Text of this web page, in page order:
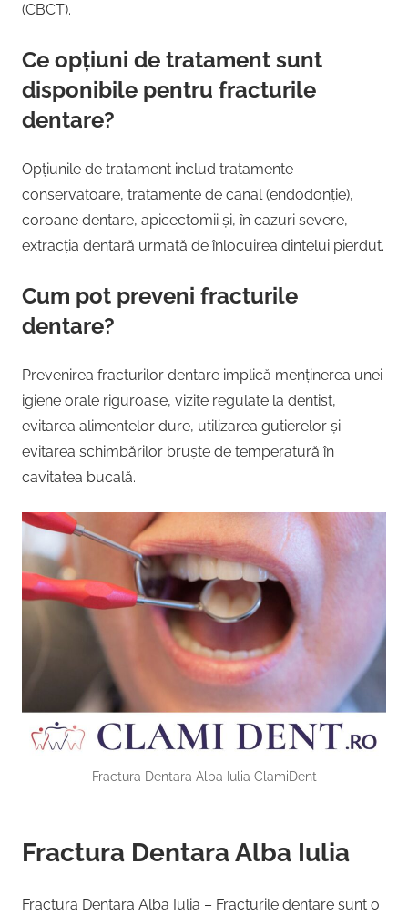
(CBCT).
Ce opțiuni de tratament sunt
disponibile pentru fracturile
dentare?
Opțiunile de tratament includ tratamente
conservatoare, tratamente de canal (endodonție),
coroane dentare, apicectomii și, în cazuri severe,
extracția dentară urmată de înlocuirea dintelui pierdut.
Cum pot preveni fracturile
dentare?
Prevenirea fracturilor dentare implică menținerea unei
igiene orale riguroase, vizite regulate la dentist,
evitarea alimentelor dure, utilizarea gutierelor și
evitarea schimbărilor bruște de temperatură în
cavitatea bucală.
Fractura Dentara Alba Iulia ClamiDent
Fractura Dentara Alba Iulia
Fractura Dentara Alba Iulia – Fracturile dentare sunt o